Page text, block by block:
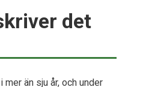
det
i mer än sju år, och under